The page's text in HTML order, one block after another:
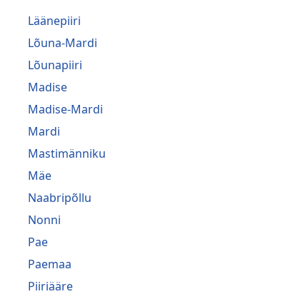
Läänepiiri
Lõuna-Mardi
Lõunapiiri
Madise
Madise-Mardi
Mardi
Mastimänniku
Mäe
Naabripõllu
Nonni
Pae
Paemaa
Piiriääre